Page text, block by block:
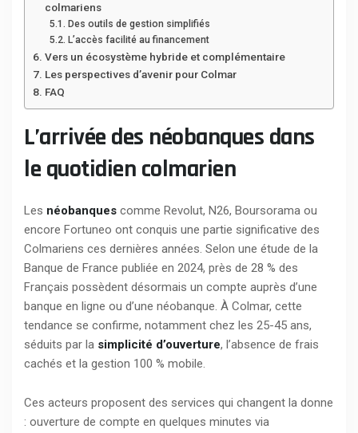
colmariens
Des outils de gestion simplifiés
L’accès facilité au financement
Vers un écosystème hybride et complémentaire
Les perspectives d’avenir pour Colmar
FAQ
L’arrivée des néobanques dans
le quotidien colmarien
Les néobanques comme Revolut, N26, Boursorama ou
encore Fortuneo ont conquis une partie significative des
Colmariens ces dernières années. Selon une étude de la
Banque de France publiée en 2024, près de 28 % des
Français possèdent désormais un compte auprès d’une
banque en ligne ou d’une néobanque. À Colmar, cette
tendance se confirme, notamment chez les 25-45 ans,
séduits par la simplicité d’ouverture, l’absence de frais
cachés et la gestion 100 % mobile.
Ces acteurs proposent des services qui changent la donne
: ouverture de compte en quelques minutes via